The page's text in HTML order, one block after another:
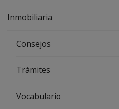
Inmobiliaria
Consejos
Trámites
Vocabulario